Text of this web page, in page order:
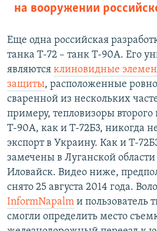
на вооружении
Еще одна российская
танка Т-72 – танк Т-90А. Его
являются клиновидные
защиты, расположенные
сваренной из нескольких
примеру, тепловизоры
Т-90А, как и Т-72Б3, никогда
экспорт в Украину. Как и Т-
замечены в Луганской области
Иловайск. Видео ниже,
снято 25 августа 2014 года.
InformNapalm и пользователь
смогли определить место